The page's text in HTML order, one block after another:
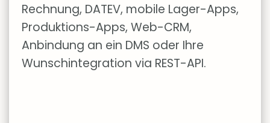
Rechnung, DATEV, mobile Lager-Apps,
Produktions-Apps, Web-CRM,
Anbindung an ein DMS oder Ihre
Wunschintegration via REST-API.